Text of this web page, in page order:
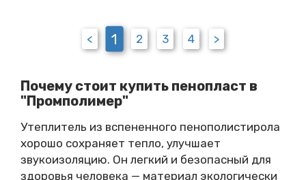
< 1 2 3 4 >
Почему стоит купить пенопласт в
"Промполимер"
Утеплитель из вспененного пенополистирола
хорошо сохраняет тепло, улучшает
звукоизоляцию. Он легкий и безопасный для
здоровья человека — материал экологически